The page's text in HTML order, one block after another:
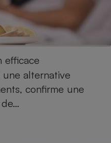
efficace
alternative
confirme une